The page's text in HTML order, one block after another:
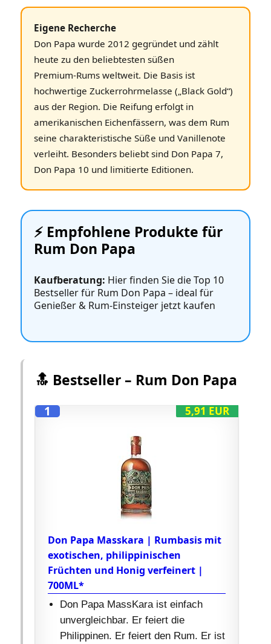
Eigene Recherche
Don Papa wurde 2012 gegründet und zählt
heute zu den beliebtesten süßen
Premium‑Rums weltweit. Die Basis ist
hochwertige Zuckerrohrmelasse („Black Gold“)
aus der Region. Die Reifung erfolgt in
amerikanischen Eichenfässern, was dem Rum
seine charakteristische Süße und Vanillenote
verleiht. Besonders beliebt sind Don Papa 7,
Don Papa 10 und limitierte Editionen.
⚡️ Empfohlene Produkte für
Rum Don Papa
Kaufberatung: Hier finden Sie die Top 10
Bestseller für Rum Don Papa – ideal für
Genießer & Rum‑Einsteiger jetzt kaufen
🔝 Bestseller – Rum Don Papa
5,91 EUR
1
Don Papa Masskara | Rumbasis mit
exotischen, philippinischen
Früchten und Honig verfeinert |
700ML*
Don Papa MassKara ist einfach
unvergleichbar. Er feiert die
Philippinen. Er feiert den Rum. Er ist